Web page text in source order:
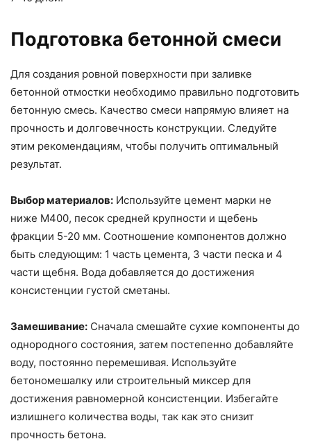
Подготовка бетонной смеси
Для создания ровной поверхности при заливке
бетонной отмостки необходимо правильно подготовить
бетонную смесь. Качество смеси напрямую влияет на
прочность и долговечность конструкции. Следуйте
этим рекомендациям, чтобы получить оптимальный
результат.
Выбор материалов: Используйте цемент марки не
ниже М400, песок средней крупности и щебень
фракции 5-20 мм. Соотношение компонентов должно
быть следующим: 1 часть цемента, 3 части песка и 4
части щебня. Вода добавляется до достижения
консистенции густой сметаны.
Замешивание: Сначала смешайте сухие компоненты до
однородного состояния, затем постепенно добавляйте
воду, постоянно перемешивая. Используйте
бетономешалку или строительный миксер для
достижения равномерной консистенции. Избегайте
излишнего количества воды, так как это снизит
прочность бетона.